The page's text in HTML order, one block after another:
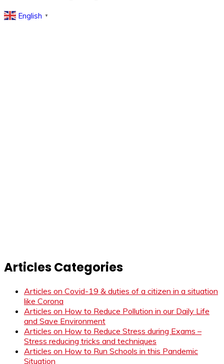
English ▼
Articles Categories
Articles on Covid-19 & duties of a citizen in a situation
like Corona
Articles on How to Reduce Pollution in our Daily Life
and Save Environment
Articles on How to Reduce Stress during Exams –
Stress reducing tricks and techniques
Articles on How to Run Schools in this Pandemic
Situation